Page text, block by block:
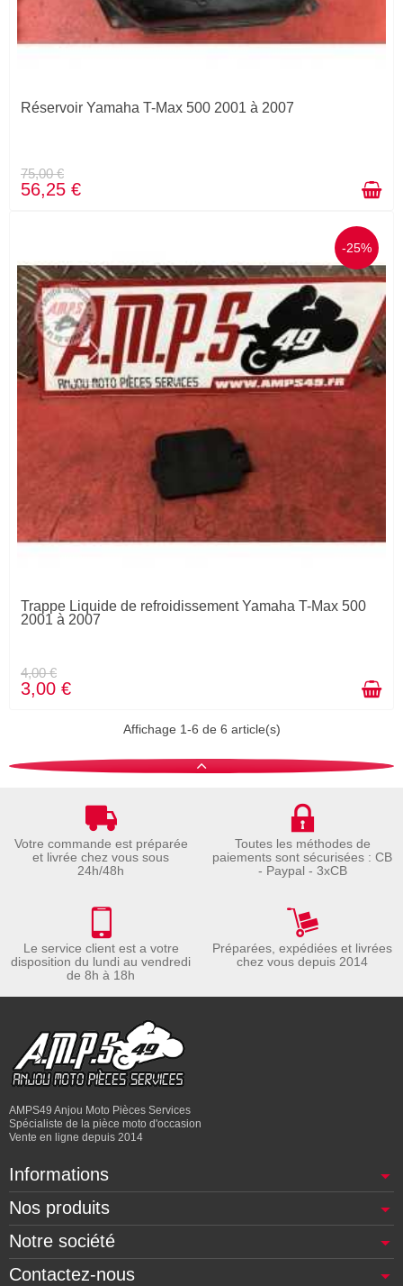
Réservoir Yamaha T-Max 500 2001 à 2007
75,00 €
56,25 €
-25%
Trappe Liquide de refroidissement Yamaha T-Max 500
2001 à 2007
4,00 €
3,00 €
Affichage 1-6 de 6 article(s)
Votre commande est préparée
et livrée chez vous sous
24h/48h
Toutes les méthodes de
paiements sont sécurisées : CB
- Paypal - 3xCB
Le service client est a votre
disposition du lundi au vendredi
de 8h à 18h
Préparées, expédiées et livrées
chez vous depuis 2014
AMPS49 Anjou Moto Pièces Services
Spécialiste de la pièce moto d'occasion
Vente en ligne depuis 2014
Informations
Nos produits
Notre société
Contactez-nous